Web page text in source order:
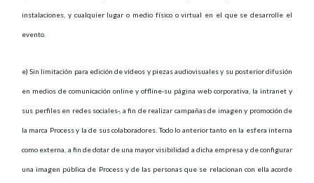
instalaciones, y cualquier lugar o medio físico o virtual en el que se desarrolle el
evento.
e) Sin limitación para edición de vídeos y piezas audiovisuales y su posterior difusión
en medios de comunicación online y offline-su página web corporativa, la intranet y
sus perfiles en redes sociales-, a fin de realizar campañas de imagen y promoción de
la marca Process y la de sus colaboradores. Todo lo anterior tanto en la esfera interna
como externa, a fin de dotar de una mayor visibilidad a dicha empresa y de configurar
una imagen pública de Process y de las personas que se relacionan con ella acorde